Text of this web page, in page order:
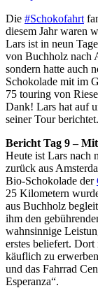
Die #Schokofahrt
diesem Jahr waren
Lars ist in neun
von Buchholz nach
sondern hatte auch
Schokolade mit im
75 touring von
Dank! Lars hat auf
seiner Tour berichtet.
Bericht Tag 9 –
Heute ist Lars nach
zurück aus
Bio-Schokolade der
25 Kilometern
aus Buchholz
ihm den
wahnsinnige
erstes beliefert.
käuflich zu
und das Fahrrad
Esperanza“.